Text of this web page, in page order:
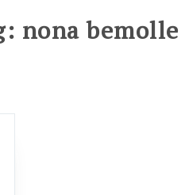
nona bemolle